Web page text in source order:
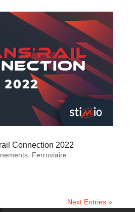
Connection 2022
, Ferroviaire
Next Entries »